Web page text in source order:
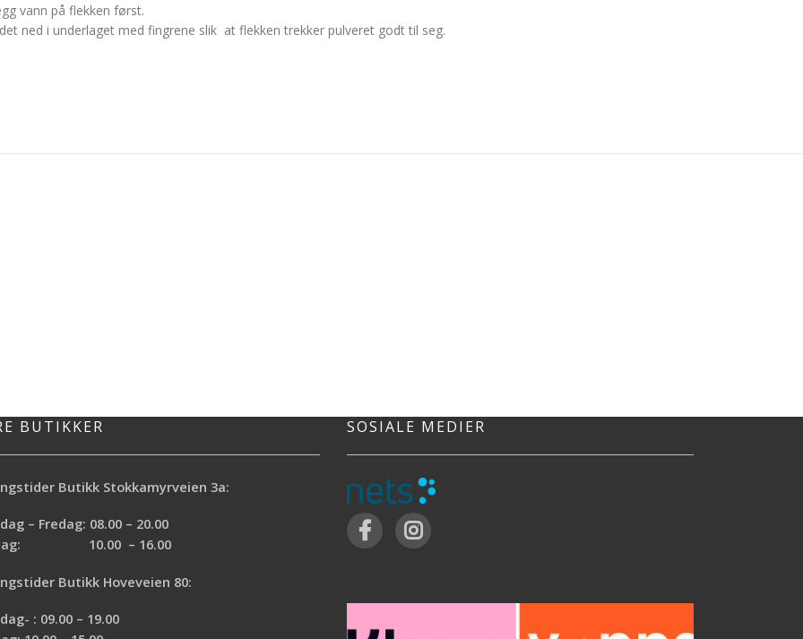
vann på flekken først.
ned i underlaget med fingrene slik at flekken trekker pulveret godt til seg.
BUTIKKER
Butikk Stokkamyrveien 3a:
– Fredag: 08.00 – 20.00
10.00 – 16.00
Butikk Hoveveien 80:
: 09.00 – 19.00
SOSIALE MEDIER